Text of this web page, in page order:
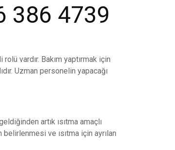
386 4739
vardır. Bakım yaptırmak için
Uzman personelin yapacağı
artık ısıtma amaçlı
belirlenmesi ve ısıtma için ayrılan